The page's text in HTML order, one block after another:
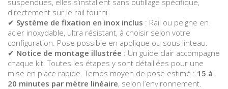
directement sur le rail fourni.
✔ Système de fixation en inox inclus : Rail ou peigne en
acier inoxydable, ultra résistant, à choisir selon votre
configuration. Pose possible en applique ou sous linteau.
✔ Notice de montage illustrée : Un guide clair accompagne
chaque kit. Toutes les étapes y sont détaillées pour une
mise en place rapide. Temps moyen de pose estimé : 15 à
20 minutes par mètre linéaire, selon l’environnement.